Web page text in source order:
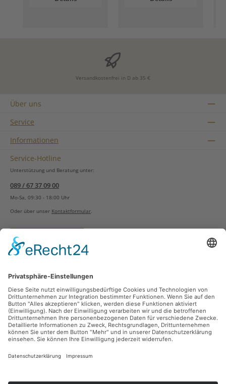
Versandkostenfrei in D ab 35 €
Über uns
Service
Informationen
Service-Hotline
Unterstützung und Beratung unter:
089 / 67 37 09 00
Mo-Sa, 09:30 - 18:00 Uhr
Oder über unser Kontaktformular.
Vertrag widerrufen
Zahlungsarten
Sicher Einkaufen
Ladengeschäft
Newsletter